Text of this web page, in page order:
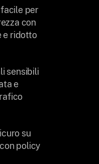
per
con
e ridotto
sensibili
e
su
policy